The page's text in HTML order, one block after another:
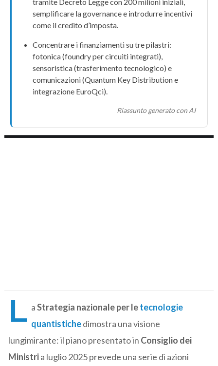
semplificare la governance e introdurre incentivi
come ilcredito d’imposta.
Concentrare i finanziamenti su tre pilastri:
fotonica(foundry per circuiti integrati),
sensoristica(trasferimento tecnologico) e
comunicazioni(Quantum Key Distributione
integrazione EuroQci).
Riassunto generato con AI
L aStrategia nazionale per letecnologie
quantistichedimostra una visione
lungimirante: il piano presentato in Consiglio dei
Ministria luglio 2025 prevede una serie di azioni